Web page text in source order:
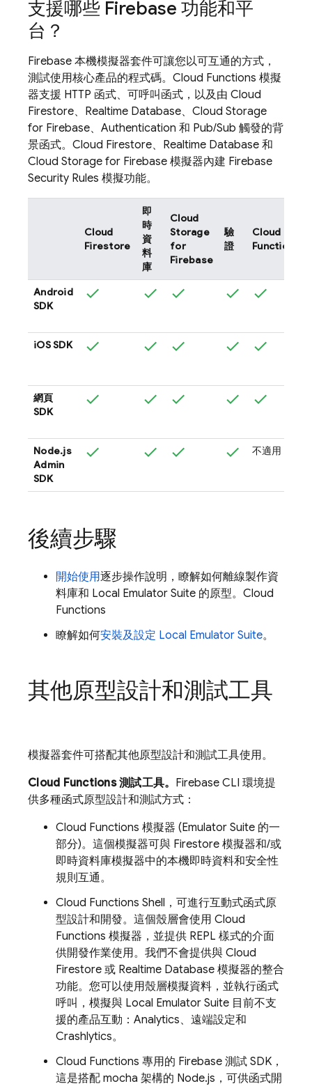
支援哪些 Firebase 功能和平
台？
Firebase 本機模擬器套件可讓您以可互通的方式，
測試使用核心產品的程式碼。 Cloud Functions 模擬
器支援 HTTP 函式、可呼叫函式，以及由 Cloud
Firestore、 Realtime Database、 Cloud Storage
for Firebase、 Authentication 和 Pub/Sub 觸發的背
景函式。 Cloud Firestore、 Realtime Database 和
Cloud Storage for Firebase 模擬器內建 Firebase
Security Rules 模擬功能。
Cloud
Firestore
即
時
資
料
庫
Cloud
Storage
for
Firebase
驗
證
Cloud
Functions
Android
SDK
iOS SDK
網頁
SDK
Node.js
Admin
SDK
不適用
後續步驟
開始使用逐步操作說明，瞭解如何離線製作資
料庫和 Local Emulator Suite 的原型。 Cloud
Functions
瞭解如何安裝及設定 Local Emulator Suite。
其他原型設計和測試工具
模擬器套件可搭配其他原型設計和測試工具使用。
Cloud Functions 測試工具。 Firebase CLI 環境提
供多種函式原型設計和測試方式：
Cloud Functions 模擬器 (Emulator Suite 的一
部分)。這個模擬器可與 Firestore 模擬器和/或
即時資料庫模擬器中的本機即時資料和安全性
規則互通。
Cloud Functions Shell，可進行互動式函式原
型設計和開發。這個殼層會使用 Cloud
Functions 模擬器，並提供 REPL 樣式的介面
供開發作業使用。我們不會提供與 Cloud
Firestore 或 Realtime Database 模擬器的整合
功能。您可以使用殼層模擬資料，並執行函式
呼叫，模擬與 Local Emulator Suite 目前不支
援的產品互動：Analytics、遠端設定和
Crashlytics。
Cloud Functions 專用的 Firebase 測試 SDK，
這是搭配 mocha 架構的 Node.js，可供函式開